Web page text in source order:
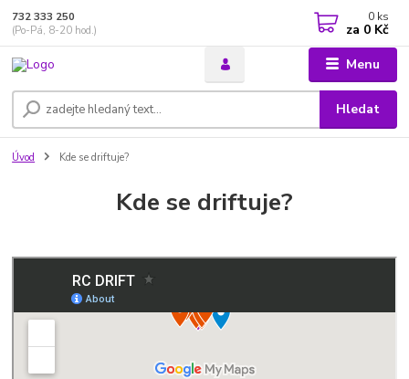
Menu
Hledat
732 333 250
(Po-Pá, 8-20 hod.)
0 ks
za 0 Kč
Úvod Kde se driftuje?
Kde se driftuje?